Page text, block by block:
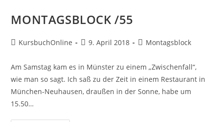
MONTAGSBLOCK /55
KursbuchOnline 9. April 2018 Montagsblock
Am Samstag kam es in Münster zu einem „Zwischenfall“,
wie man so sagt. Ich saß zu der Zeit in einem Restaurant in
München-Neuhausen, draußen in der Sonne, habe um
15.50…